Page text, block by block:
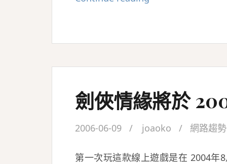
站
新
劍俠情緣將於
2006-06-09 joaoko 網路趨勢
第一次玩這款線上遊戲是在 2004年